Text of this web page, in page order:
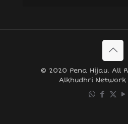
© 2020 Pena Hijau. All
Alkhudhri